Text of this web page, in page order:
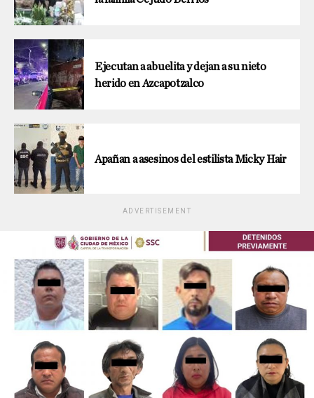
Ejecutan a abuelita y dejan a su nieto
herido en Azcapotzalco
Apañan a asesinos del estilista Micky Hair
ADVERTISEMENT